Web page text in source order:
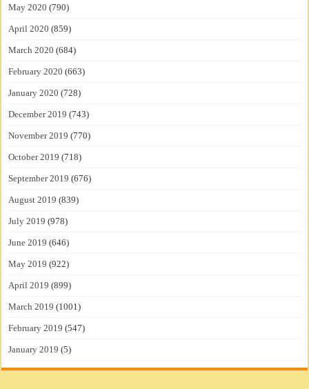
May 2020 (790)
April 2020 (859)
March 2020 (684)
February 2020 (663)
January 2020 (728)
December 2019 (743)
November 2019 (770)
October 2019 (718)
September 2019 (676)
August 2019 (839)
July 2019 (978)
June 2019 (646)
May 2019 (922)
April 2019 (899)
March 2019 (1001)
February 2019 (547)
January 2019 (5)